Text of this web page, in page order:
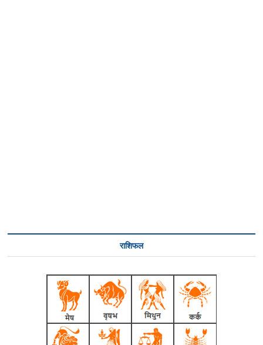
राशिफल